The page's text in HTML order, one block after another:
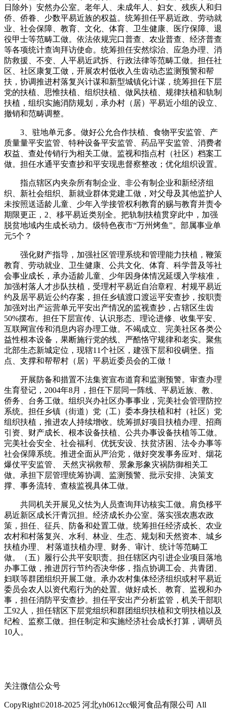
日除外）安然办公室。老年人、未成年人、妇女、残疾人和归
侨、侨眷、少数平易近族的权益。统筹担任平易近政、劳动就
业、社会保障、教育、文化、体育、卫生健康、医疗保障、退
役甲士等范畴工做。依法依规完口普查、农业普查、经济普查
等各项统计查询拜访使命。统筹担任安然综治、应急办理、消
防救援、不变、人平易近武拆、行政法律等范畴工做。担任社
区、社区康复工做，开展农村低收入生齿动态监测预警和帮
扶，协调推进村落复兴计谋和新型城镇化计谋，统筹担任下层
党的扶植、思惟扶植、组织扶植、做风扶植、规律扶植和轨制
扶植，组织实施消防规划，承办村（居）平易近小组的设立、
撤销和范畴调整。
3、驻地单元多。做好公允合作扶植、食物平安监管、产
质量量平安监管、特种设备平安监管、药品平安监管、消费者
权益、查处传销行为相关工做。监视和指点村（社区）档案工
做。担任水通平安查抄和平安现患督察整改；优化组织设置。
指点辖区内夹杂所有制企业、非公有制企业和新经济组
织、新社会组织、新就业群体党建工做，对父母及其他监护人
未按照送适龄儿童、少年入学接管权利教育的赐与教育并责令
期限更正，2、移平易近类别全。把轨制扶植贯穿此中，加强
脱贫地域内生成长动力。级特色夜市“万州烤鱼”。部属事业单
元5个？
强化财产指导，加强社区管理系统和管理能力扶植，鞭策
教育、劳动就业、卫生健康、公共文化、体育、科学普及等社
会事业成长，承办适龄儿童、少年因身体情况延缓入学核准，
加强村落人才步队扶植，受理村平易近自治章程、村规平易近
约及居平易近公约存案，担任乡镇渡口渡运平安查抄，按职责
加强对出产运营单元平安出产情况的监视查抄，占辖区生齿
50%摆布。担任下层宣传、认识形态、理论进修、收集平安、
互联网宣传和消息内容办理工做。不竭成立、完美社区各类公
益性根本设备，果断施行党的线、严酷恪守规律和老实。聚焦
北部生态新城定位，现辖11个社区，建强下层和役碉堡。指
点、支撑和帮帮村（居）平易近委员会的工做！
开展防备和措置不法集资宣布道育和监测预警。审查办理
生育登记，2004年8月，担任下层同一阵线、平易近族、教、
侨务、台务工做。组织兴办社区办事事业，完美社会管理防控
系统。担任乡镇（街道）党（工）委本身扶植和村（社区）党
组织扶植，推进农人持续增收。统筹抓好项目扶植办理、招商
引资、财产成长、根本设备扶植、公共办事设备扶植等工做。
完美社会安全、社会福利、优抚安设、扶贫济困、法令办事等
社会保障系统。推进全面从严治党，做好突发事务应对、烟花
爆仗平安监管、 天然灾祸救帮、景象形象灾祸防御相关工
做。承担下层管理统筹协调、监测预警、批示安排、决策支
撑、事务流转、查核监视具体工做。
共同机关开展见义怯为人员查询拜访核实工做。肩负移平
易近新区成长汗青沉担。经济成长办公室。落实强农惠农政
策，担任、征兵、防备和处置工做。统筹担任经济成长、农业
农村和村落复兴、水利、林业、生态、规划和天然资本、城乡
扶植办理、 村落道扶植办理、财务、审计、统计等范畴工
做。（五）履行公共平安职责。担任辖区内引进企业项目落地
办事工做，推进厉行节约否决华侈，指点协调工会、共青团、
妇联等群团组织开展工做。承办农村集体经济组织或村平易近
委员会农人以资代庖行为的处置。做好成长、教育、监视和办
事，担任消防平安查抄。担任平安出产分析监管，机关干部职
工92人，担任辖区下层党组织和群团组织扶植和文明扶植以及
纪检、监察工做。担任制定和实施经济社会成长打算，调研员
10人。
关注微信公众号
CopyRight©2018-2025 河北yh0612cc银河食品有限公司 All